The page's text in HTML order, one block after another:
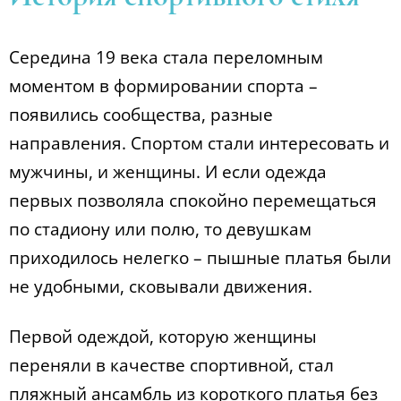
Середина 19 века стала переломным
моментом в формировании спорта –
появились сообщества, разные
направления. Спортом стали интересовать и
мужчины, и женщины. И если одежда
первых позволяла спокойно перемещаться
по стадиону или полю, то девушкам
приходилось нелегко – пышные платья были
не удобными, сковывали движения.
Первой одеждой, которую женщины
переняли в качестве спортивной, стал
пляжный ансамбль из короткого платья без